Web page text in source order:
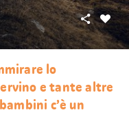
Mi
piace
Condividi
lo
e tante altre
c’è un